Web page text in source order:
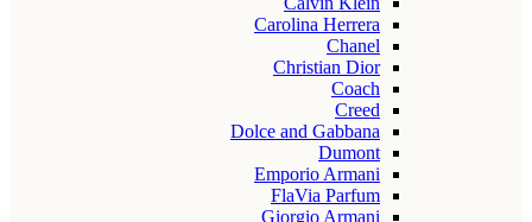
Carolina Herrera
Chanel
Christian Dior
Coach
Creed
Dolce and Gabbana
Dumont
Emporio Armani
FlaVia Parfum
Giorgio Armani